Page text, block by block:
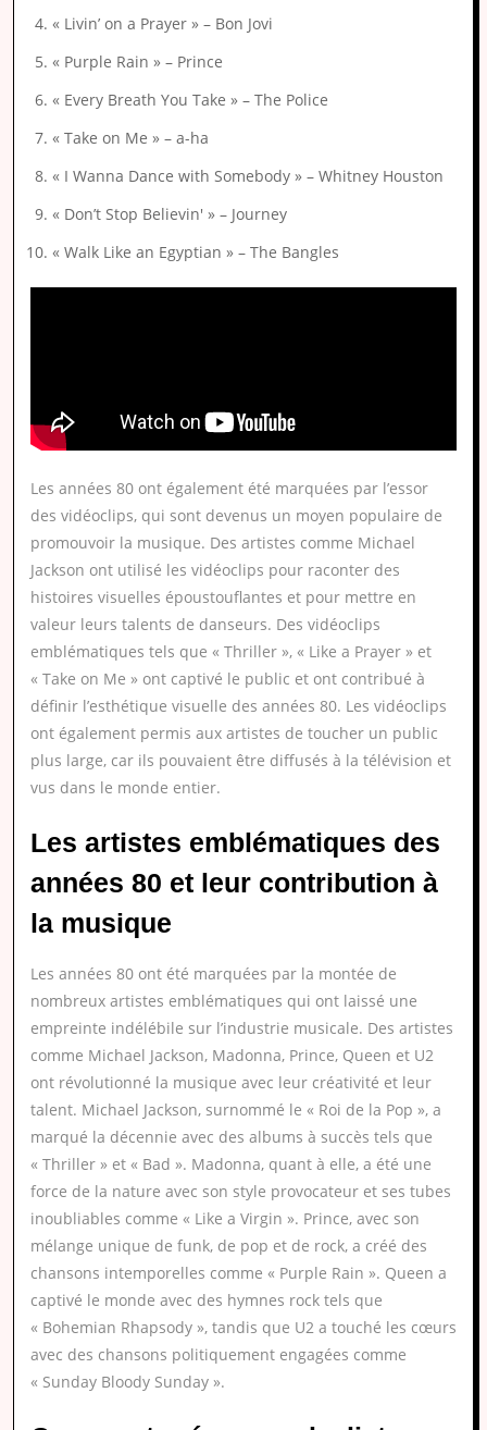
« Livin’ on a Prayer » – Bon Jovi
« Purple Rain » – Prince
« Every Breath You Take » – The Police
« Take on Me » – a-ha
« I Wanna Dance with Somebody » – Whitney Houston
« Don’t Stop Believin' » – Journey
« Walk Like an Egyptian » – The Bangles
Les années 80 ont également été marquées par l’essor
des vidéoclips, qui sont devenus un moyen populaire de
promouvoir la musique. Des artistes comme Michael
Jackson ont utilisé les vidéoclips pour raconter des
histoires visuelles époustouflantes et pour mettre en
valeur leurs talents de danseurs. Des vidéoclips
emblématiques tels que « Thriller », « Like a Prayer » et
« Take on Me » ont captivé le public et ont contribué à
définir l’esthétique visuelle des années 80. Les vidéoclips
ont également permis aux artistes de toucher un public
plus large, car ils pouvaient être diffusés à la télévision et
vus dans le monde entier.
Les artistes emblématiques des
années 80 et leur contribution à
la musique
Les années 80 ont été marquées par la montée de
nombreux artistes emblématiques qui ont laissé une
empreinte indélébile sur l’industrie musicale. Des artistes
comme Michael Jackson, Madonna, Prince, Queen et U2
ont révolutionné la musique avec leur créativité et leur
talent. Michael Jackson, surnommé le « Roi de la Pop », a
marqué la décennie avec des albums à succès tels que
« Thriller » et « Bad ». Madonna, quant à elle, a été une
force de la nature avec son style provocateur et ses tubes
inoubliables comme « Like a Virgin ». Prince, avec son
mélange unique de funk, de pop et de rock, a créé des
chansons intemporelles comme « Purple Rain ». Queen a
captivé le monde avec des hymnes rock tels que
« Bohemian Rhapsody », tandis que U2 a touché les cœurs
avec des chansons politiquement engagées comme
« Sunday Bloody Sunday ».